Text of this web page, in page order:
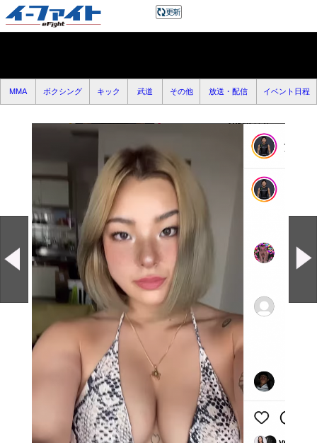
MMA ボクシング キック 武道 その他 放送・配信 イベント日程